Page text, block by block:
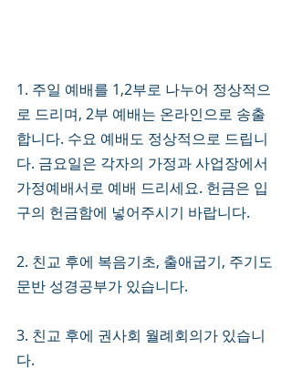
1. 주일 예배를 1,2부로 나누어 정상적으
로 드리며, 2부 예배는 온라인으로 송출
합니다. 수요 예배도 정상적으로 드립니
다. 금요일은 각자의 가정과 사업장에서
가정예배서로 예배 드리세요. 헌금은 입
구의 헌금함에 넣어주시기 바랍니다.
2. 친교 후에 복음기초, 출애굽기, 주기도
문반 성경공부가 있습니다.
3. 친교 후에 권사회 월례회의가 있습니
다.